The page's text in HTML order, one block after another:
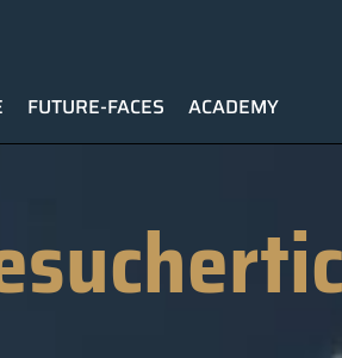
FUTURE-FACES ACADEMY